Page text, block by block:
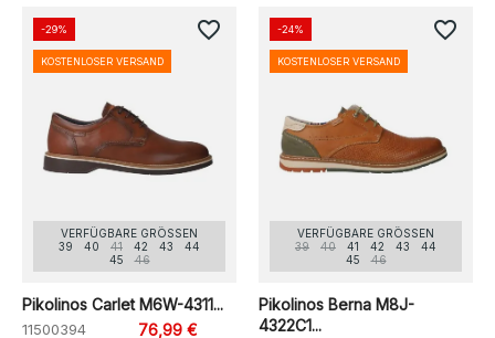
VERFÜGBARE GRÖSSEN
39
40 41 42 43
44
45
46
Pikolinos Carlet M6W-4311...
11500394
76,99 €
-29%
KOSTENLOSER VERSAND
favorite_border
VERFÜGBARE GRÖSSEN
39
40 41 42 43
44
45
46
Pikolinos Berna M8J-
4322C1...
-24%
KOSTENLOSER VERSAND
favorite_border